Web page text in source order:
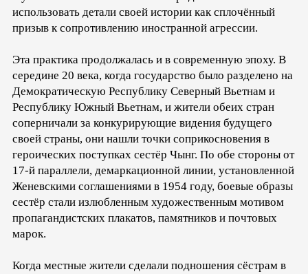
использовать детали своей истории как сплочённый
призыв к сопротивлению иностранной агрессии.
Эта практика продолжалась и в современную эпоху. В
середине 20 века, когда государство было разделено на
Демократическую Республику Северный Вьетнам и
Республику Южный Вьетнам, и жители обеих стран
соперничали за конкурирующие видения будущего
своей страны, они нашли точки соприкосновения в
героических поступках сестёр Чынг. По обе стороны от
17-й параллели, демаркационной линии, установленной
Женевскими соглашениями в 1954 году, боевые образы
сестёр стали излюбленным художественным мотивом
пропагандистских плакатов, памятников и почтовых
марок.
Когда местные жители сделали подношения сёстрам в